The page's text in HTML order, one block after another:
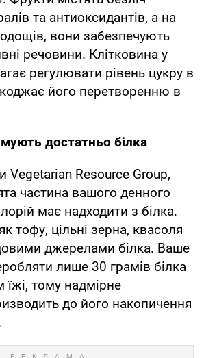
та антиоксидантів, а на
вони забезпечують
речовини. Клітковина у
регулювати рівень цукру в
його перетворенню в
достатньо білка
Vegetarian Resource Group,
частина вашого денного
має надходити з білка.
тофу, цільні зерна, квасоля
джерелами білка. Ваше
лише 30 грамів білка
тому надмірне
до його накопичення